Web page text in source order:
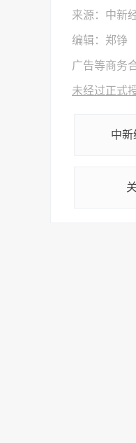
来源：中新
编辑：郑铮
广告等商务
未经过正式
中新